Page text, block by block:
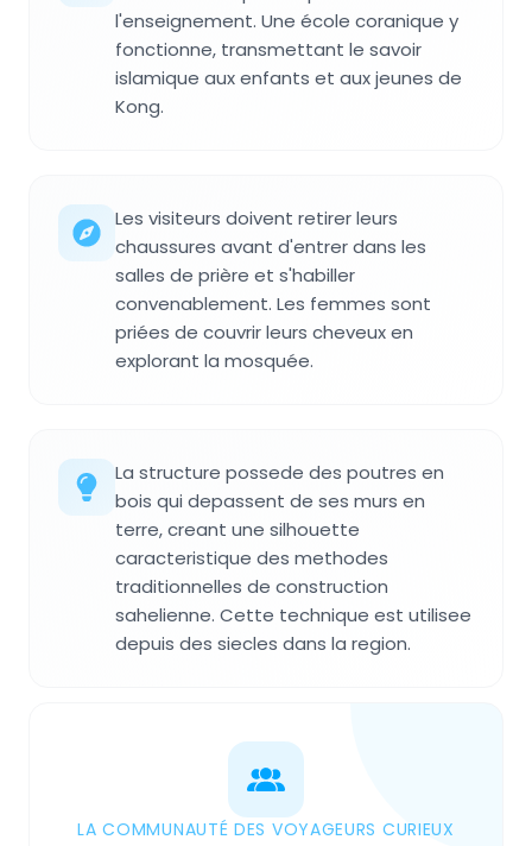
l'enseignement. Une école coranique y
fonctionne, transmettant le savoir
islamique aux enfants et aux jeunes de
Kong.
Les visiteurs doivent retirer leurs
chaussures avant d'entrer dans les
salles de prière et s'habiller
convenablement. Les femmes sont
priées de couvrir leurs cheveux en
explorant la mosquée.
La structure possede des poutres en
bois qui depassent de ses murs en
terre, creant une silhouette
caracteristique des methodes
traditionnelles de construction
sahelienne. Cette technique est utilisee
depuis des siecles dans la region.
LA COMMUNAUTÉ DES VOYAGEURS CURIEUX